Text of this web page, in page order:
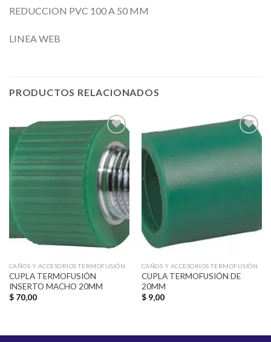
REDUCCION PVC 100 A 50 MM
LINEA WEB
PRODUCTOS RELACIONADOS
Añadir
a la
lista de
deseos
CAÑOS Y ACCESORIOS TERMOFUSIÓN
CUPLA TERMOFUSIÓN
INSERTO MACHO 20MM
$70,00
lista de
CAÑOS Y ACCESORIOS TERMOFUSIÓN
CUPLA TERMOFUSIÓN DE
20MM
$9,00